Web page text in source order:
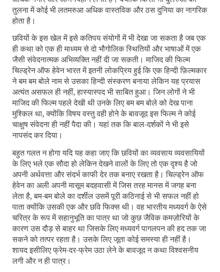
तुलना में कोई भी लतमरुआ अधिक वास्तविक और ठस दुनिया का नागरिक
होता है।
छवियों के इस खेल में इसे कतिपय संयोगों में भी देखा जा सकता है जब एक
ही कथा को एक ही माध्यम से दो भौगोलिक स्थितियों और भाषाओं में एक
जैसी संवेदनात्मक अभिव्यक्ति नहीं दी जा सकती। माजिद की फिल्म
चिल्ड्रेन ऑफ हेवेन भारत में इतनी लोकप्रिय हुई कि एक हिन्दी फ़िल्मकार
ने बम बम बोले नाम से उसका हिन्दी संस्‍करण बनाया लेकिन यह प्रयास
अत्यंत असफल ही नहीं,हास्यास्पद भी साबित हुआ। जिन लोगों ने भी
माजिद की फिल्म पहले देखी थी उनके लिए बम बम बोले को देख पाना
मुश्किल था,क्योंकि विषय वस्तु वही होने के बावजूद इस फिल्म ने कोई
चाक्षुष संवेदना ही नहीं पैदा की। यहां तक कि बाल-दर्शकों ने भी इसे
नापसंद कर दिया।
बहुत गलत न होगा यदि यह कहा जाए कि छवियों का व्यवसाय व्यवसायियों
के लिए भले एक सौदा हो लेकिन देखने वालों के लिए तो एक दृश्य है जो
अपनी अर्थवत्ता और संदर्भ काफी देर तक बनाए रखता है। चिल्ड्रेन ऑफ
हेवेन का अली अपनी मासूम बदहवासी में जिस तरह मानस में जगह बना
लेता है, बम-बम बोले का दर्शील उसमें पूरी कठिनाई से भी सफल नहीं हो
पाता क्योंकि उसकी एक और छवि फिक्स थी। वह भारतीय मध्यवर्ग के ऐसे
चरित्र के रूप में सहानुभूति का पात्र था जो कुछ जैविक कमज़ोरियों के
कारण उस दौड़ से बाहर था जिसके लिए मध्यवर्ग पागलपन की हद तक जा
सकने को तत्पर रहता है। उसके लिए जूता कोई समस्या ही नहीं है।
शायद इसीलिए फ्रेम-दर-फ्रेम उठा लेने के बावजूद न कथा विश्वसनीय
लगी और न ही पात्र।